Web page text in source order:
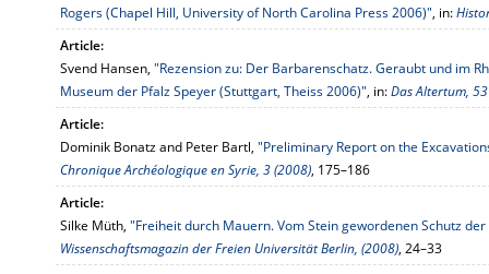
Rogers (Chapel Hill, University of North Carolina Press 2006)", in:
Article:
Svend Hansen, "Rezension zu: Der Barbarenschatz. Geraubt und im
Museum der Pfalz Speyer (Stuttgart, Theiss 2006)", in:Das Altertum,
Article:
Dominik Bonatz and Peter Bartl, "Preliminary Report on the
Chronique Archéologique en Syrie, 3 (2008), 175–186
Article:
Silke Müth, "Freiheit durch Mauern. Vom Stein gewordenen Schutz
Wissenschaftsmagazin der Freien Universität Berlin, (2008), 24–33